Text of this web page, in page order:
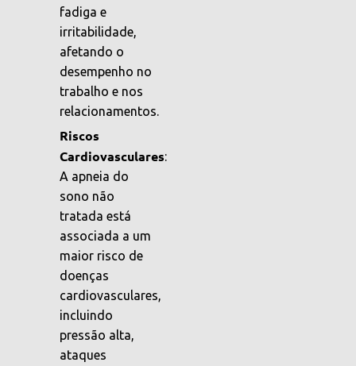
fadiga e
irritabilidade,
afetando o
desempenho no
trabalho e nos
relacionamentos.
Riscos
Cardiovasculares:
A apneia do
sono não
tratada está
associada a um
maior risco de
doenças
cardiovasculares,
incluindo
pressão alta,
ataques